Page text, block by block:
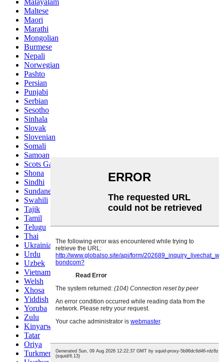
Malayalam
Maltese
Maori
Marathi
Mongolian
Burmese
Nepali
Norwegian
Pashto
Persian
Punjabi
Serbian
Sesotho
Sinhala
Slovak
Slovenian
Somali
Samoan
Scots Gaelic
Shona
Sindhi
Sundanese
Swahili
Tajik
Tamil
Telugu
Thai
Ukrainian
Urdu
Uzbek
Vietnamese
Welsh
Xhosa
Yiddish
Yoruba
Zulu
Kinyarwanda
Tatar
Oriya
Turkmen